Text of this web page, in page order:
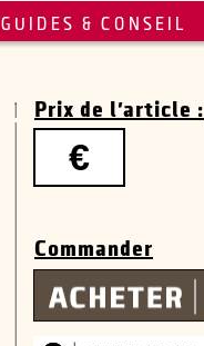
GUIDES & CONSEIL
Prix de l'article :
€
Commander